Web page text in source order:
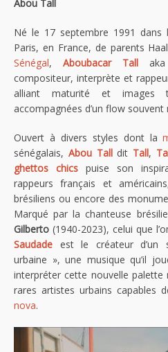
Abou Tall
Né le 17 septembre 1991 dans
Paris, en France, de parents
Sénégal,Aboubacar Tall
compositeur, interprète et
alliant maturité et images
accompagnées d’un flow souvent
Ouvert à divers styles dont la
sénégalais, Abou Talldit Tall,
ghettos chics puise son
rappeurs français et
brésiliens ou encore des
Marqué par la chanteuse
Gilberto (1940-2023), celui que
Saudade est le créateur d’un
urbaine », une musique qu’il
interpréter cette nouvelle palette
rares artistes urbains capables
nova.